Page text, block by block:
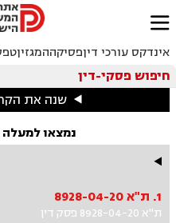

אינדקס עורכי דיןפסיקההמגזין
חיפוש פסקי-דין
שנה את
נמצאו למעלה מ-500
1. ת"א 8928-04-20
ת"א 8928-04-20 פסק דין